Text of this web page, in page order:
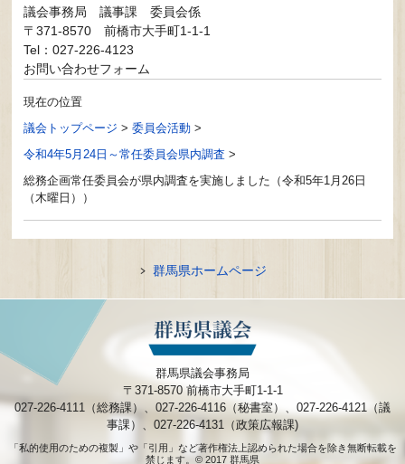
議会事務局
議事課 委員会係
〒371-8570
前橋市大手町1-1-1
Tel：027-226-4123
お問い合わせフォーム
現在の位置
議会トップページ >委員会活動 >
令和4年5月24日～常任委員会県内調査 >
総務企画常任委員会が県内調査を実施しました（令和5年1月26日
（木曜日））
群馬県ホームページ
群馬県議会事務局
〒371-8570 前橋市大手町1-1-1
027-226-4111（総務課）、027-226-4116（秘書室）、027-226-4121（議
事課）、027-226-4131（政策広報課)
「私的使用のための複製」や「引用」など著作権法上認められた場合を除き無断転載を
禁じます。© 2017 群馬県